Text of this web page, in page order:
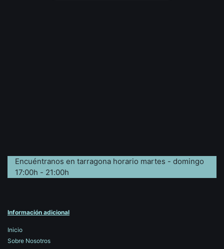
Encuéntranos en tarragona horario martes - domingo
17:00h - 21:00h
Información adicional
Inicio
Sobre Nosotros